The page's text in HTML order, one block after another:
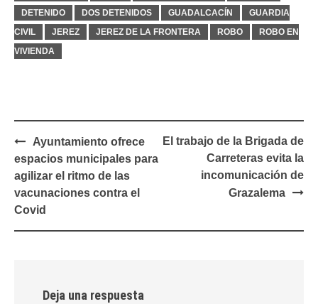
DETENIDO
DOS DETENIDOS GUADALCACÍN
GUARDIA
CIVIL
JEREZ JEREZ DE LA FRONTERA ROBO
ROBO EN
VIVIENDA
Navegación
de
entradas
Ayuntamiento ofrece
espacios municipales para
agilizar el ritmo de las
vacunaciones contra el
Covid
El trabajo de la Brigada de
Carreteras evita la
incomunicación de
Grazalema
Deja una respuesta